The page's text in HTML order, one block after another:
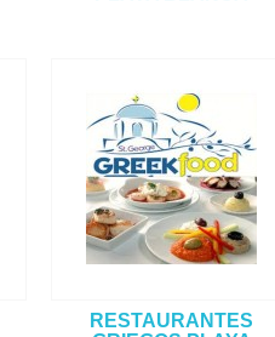
RESTAURANTES